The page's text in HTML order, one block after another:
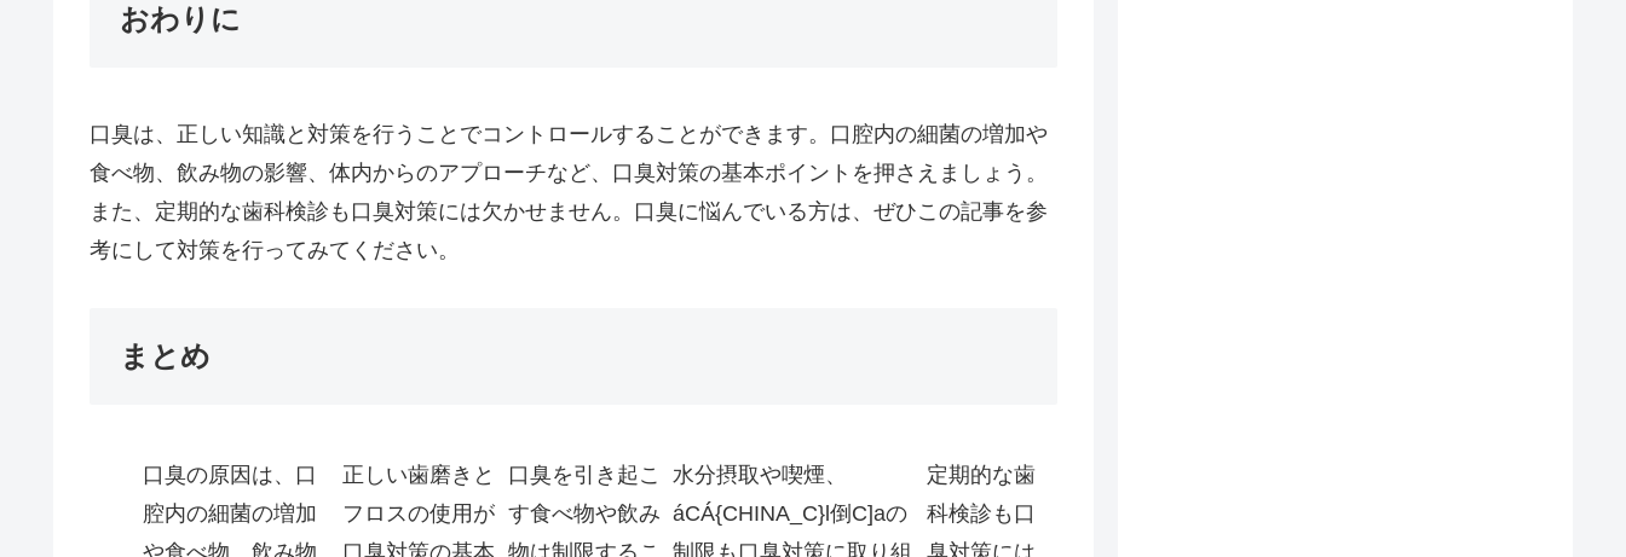
おわりに
口臭は、正しい知識と対策を行うことでコントロールすることができます。口腔内の細菌の増加や
食べ物、飲み物の影響、体内からのアプローチなど、口臭対策の基本ポイントを押さえましょう。
また、定期的な歯科検診も口臭対策には欠かせません。口臭に悩んでいる方は、ぜひこの記事を参
考にして対策を行ってみてください。
まとめ
口臭の原因は、口
腔内の細菌の増加
正しい歯磨きと
フロスの使用が
口臭を引き起こ
す食べ物や飲み
水分摂取や喫煙、
áCÁ{CHINA_C}l倒C]aの
定期的な歯
科検診も口